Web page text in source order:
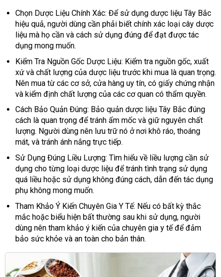
Chọn Dược Liệu Chính Xác: Để sử dụng dược liệu Tây Bắc
hiệu quả, người dùng cần phải biết chính xác loại cây dược
liệu mà họ cần và cách sử dụng đúng để đạt được tác
dụng mong muốn.
Kiểm Tra Nguồn Gốc Dược Liệu: Kiểm tra nguồn gốc, xuất
xứ và chất lượng của dược liệu trước khi mua là quan trọng.
Nên mua từ các cơ sở, cửa hàng uy tín, có giấy chứng nhận
và kiểm định chất lượng của các cơ quan có thẩm quyền.
Cách Bảo Quản Đúng: Bảo quản dược liệu Tây Bắc đúng
cách là quan trọng để tránh ẩm mốc và giữ nguyên chất
lượng. Người dùng nên lưu trữ nó ở nơi khô ráo, thoáng
mát, và tránh ánh nắng trực tiếp.
Sử Dụng Đúng Liều Lượng: Tìm hiểu về liều lượng cần sử
dụng cho từng loại dược liệu để tránh tình trạng sử dụng
quá liều hoặc sử dụng không đúng cách, dẫn đến tác dụng
phụ không mong muốn.
Tham Khảo Ý Kiến Chuyên Gia Y Tế: Nếu có bất kỳ thắc
mắc hoặc biểu hiện bất thường sau khi sử dụng, người
dùng nên tham khảo ý kiến của chuyên gia y tế để đảm
bảo sức khỏe và an toàn cho bản thân.